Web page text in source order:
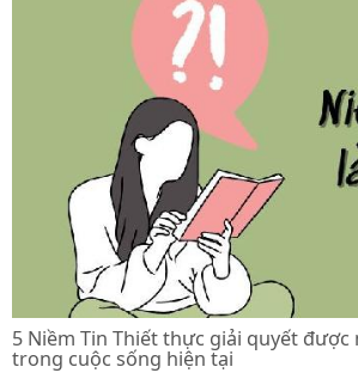
5 Niềm Tin Thiết thực giải quyết được
trong cuộc sống hiện tại